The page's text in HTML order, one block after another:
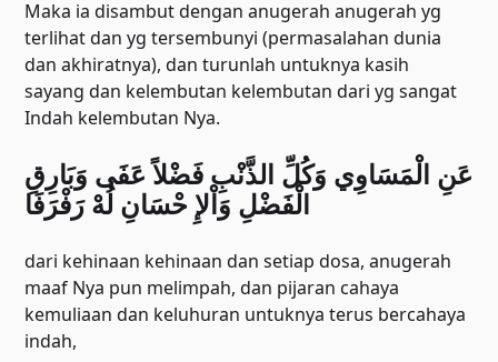
Maka ia disambut dengan anugerah anugerah yg
terlihat dan yg tersembunyi (permasalahan dunia
dan akhiratnya), dan turunlah untuknya kasih
sayang dan kelembutan kelembutan dari yg sangat
Indah kelembutan Nya.
ﻋَﻦِ ﺍﻟْﻤَﺴَﺎﻭِﻱ ﻭَﻛُﻞِّ ﺍﻟﺬَّﻧْﺐِ ﻓَﻀْﻼً ﻋَﻔَﻰ ﻭَﺑَﺎﺭِﻕِ
ﺍﻟْﻔَﻀْﻞِ ﻭَﺍْﻹِ ﺣْﺴَﺎﻥِ ﻟُﻪْ ﺭَﻓْﺮَﻓَﺎ
dari kehinaan kehinaan dan setiap dosa, anugerah
maaf Nya pun melimpah, dan pijaran cahaya
kemuliaan dan keluhuran untuknya terus bercahaya
indah,